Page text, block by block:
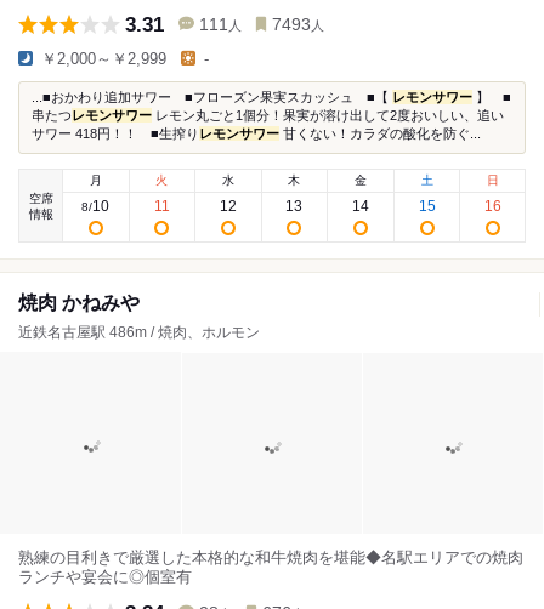
3.31 111 人 7493 人
￥2,000～￥2,999 -
...■おかわり追加サワー ■フローズン果実スカッシュ ■【 レモンサワー 】 ■
串たつ レモンサワー レモン丸ごと1個分！果実が溶け出して2度おいしい、追い
サワー 418円！！ ■生搾り レモンサワー 甘くない！カラダの酸化を防ぐ...
空席
情報
月
8/10
火
11
水
12
木
13
金
14
土
15
日
16
焼肉 かねみや
近鉄名古屋駅 486m / 焼肉、ホルモン
熟練の目利きで厳選した本格的な和牛焼肉を堪能◆名駅エリアでの焼肉
ランチや宴会に◎個室有